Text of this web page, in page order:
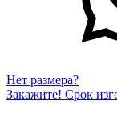
Нет размера?
Закажите! Срок